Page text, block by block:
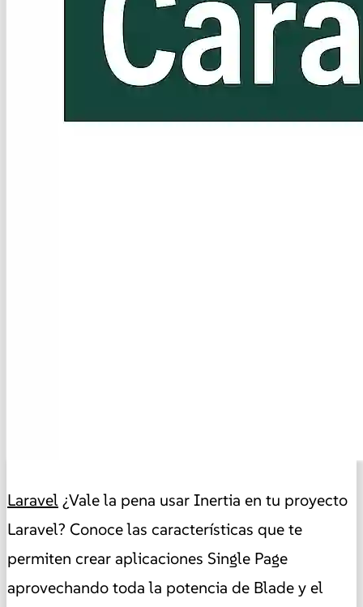
Laravel ¿Vale la pena usar Inertia en tu proyecto
Laravel? Conoce las características que te
permiten crear aplicaciones Single Page
aprovechando toda la potencia de Blade y el